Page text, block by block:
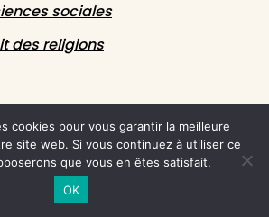
sociales
des religions
Éditions :RADICAL(E)
Recours au poème
cookies pour vous garantir la meilleure
site web. Si vous continuez à utiliser ce
que vous en êtes satisfait.
OK